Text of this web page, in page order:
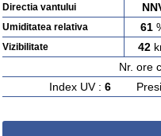
Directia vantului
Umiditatea relativa 61
Vizibilitate 42
Nr. ore
Index UV : 6